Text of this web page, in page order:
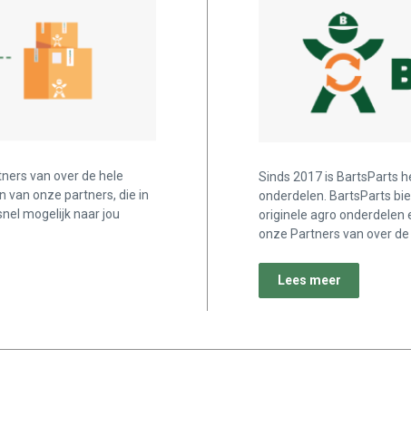
van over de hele
van onze partners, die in
mogelijk naar jou
Sinds 2017 is BartsParts
onderdelen. BartsParts
originele agro onderdelen
onze Partners van over
Lees meer